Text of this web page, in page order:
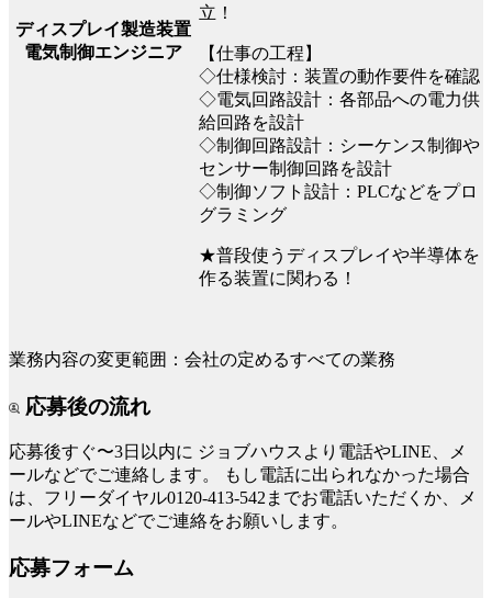
ディスプレイ製造装置
電気制御エンジニア
立！
【仕事の工程】
◇仕様検討：装置の動作要件を確認
◇電気回路設計：各部品への電力供
給回路を設計
◇制御回路設計：シーケンス制御や
センサー制御回路を設計
◇制御ソフト設計：PLCなどをプロ
グラミング
★普段使うディスプレイや半導体を
作る装置に関わる！
業務内容の変更範囲：会社の定めるすべての業務
応募後の流れ
応募後すぐ〜3日以内に ジョブハウスより電話やLINE、メ
ールなどでご連絡します。
もし電話に出られなかった場合
は、フリーダイヤル0120-413-542までお電話いただくか、メ
ールやLINEなどでご連絡をお願いします。
応募フォーム